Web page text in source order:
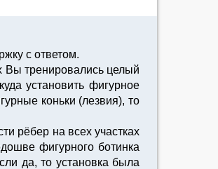
с ответом.
Вы тренировались целый
установить фигурное
коньки (лезвия), то
рёбер на всех участках
фигурного ботинка
да, то установка была